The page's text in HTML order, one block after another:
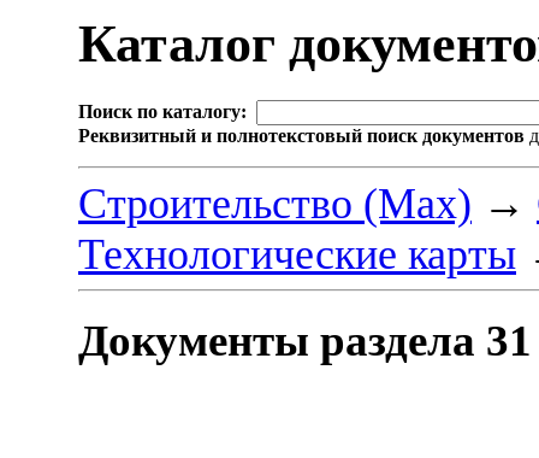
Каталог
Поиск по каталогу:
Реквизитный и полнотекстовый поиск документов
Строительство (Max) →
Технологические карты
Документы раздела